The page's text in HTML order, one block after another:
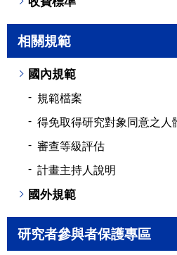
相關規範
國內規範
規範檔案
得免取得研究對象同意之人
審查等級評估
計畫主持人說明
國外規範
研究者參與者保護專區